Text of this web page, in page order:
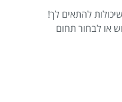
להתאים לך!
או לבחור תחום